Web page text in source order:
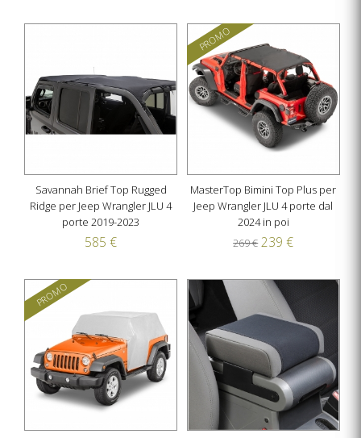
Savannah Brief Top Rugged
Ridge per Jeep Wrangler JLU 4
porte 2019-2023
585 €
PROMO
MasterTop Bimini Top Plus per
Jeep Wrangler JLU 4 porte dal
2024 in poi
269 € 239 €
PROMO